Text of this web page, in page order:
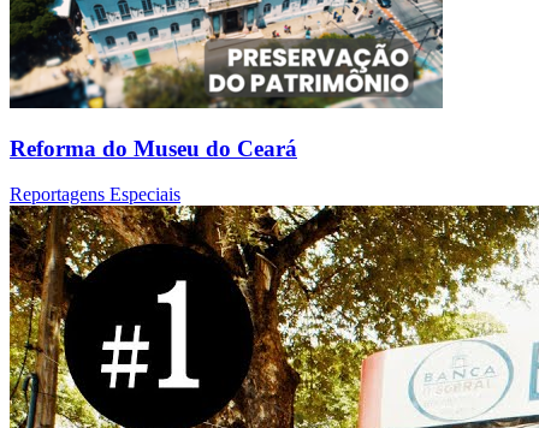
Reforma do Museu do Ceará
Reportagens Especiais